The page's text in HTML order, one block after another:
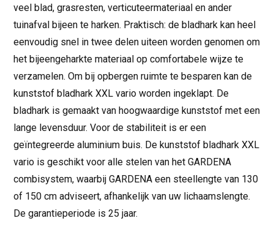
veel blad, grasresten, verticuteermateriaal en ander
tuinafval bijeen te harken. Praktisch: de bladhark kan heel
eenvoudig snel in twee delen uiteen worden genomen om
het bijeengeharkte materiaal op comfortabele wijze te
verzamelen. Om bij opbergen ruimte te besparen kan de
kunststof bladhark XXL vario worden ingeklapt. De
bladhark is gemaakt van hoogwaardige kunststof met een
lange levensduur. Voor de stabiliteit is er een
geïntegreerde aluminium buis. De kunststof bladhark XXL
vario is geschikt voor alle stelen van het GARDENA
combisystem, waarbij GARDENA een steellengte van 130
of 150 cm adviseert, afhankelijk van uw lichaamslengte.
De garantieperiode is 25 jaar.